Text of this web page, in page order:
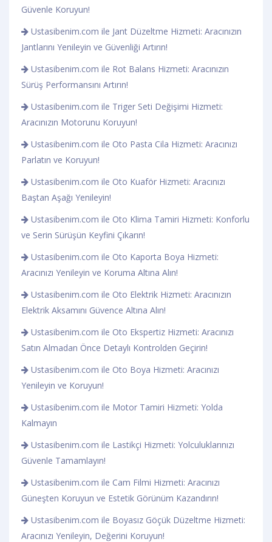
Güvenle Koruyun!
Ustasibenim.com ile Jant Düzeltme Hizmeti: Aracınızın
Jantlarını Yenileyin ve Güvenliği Artırın!
Ustasibenim.com ile Rot Balans Hizmeti: Aracınızın
Sürüş Performansını Artırın!
Ustasibenim.com ile Triger Seti Değişimi Hizmeti:
Aracınızın Motorunu Koruyun!
Ustasibenim.com ile Oto Pasta Cila Hizmeti: Aracınızı
Parlatın ve Koruyun!
Ustasibenim.com ile Oto Kuaför Hizmeti: Aracınızı
Baştan Aşağı Yenileyin!
Ustasibenim.com ile Oto Klima Tamiri Hizmeti: Konforlu
ve Serin Sürüşün Keyfini Çıkarın!
Ustasibenim.com ile Oto Kaporta Boya Hizmeti:
Aracınızı Yenileyin ve Koruma Altına Alın!
Ustasibenim.com ile Oto Elektrik Hizmeti: Aracınızın
Elektrik Aksamını Güvence Altına Alın!
Ustasibenim.com ile Oto Ekspertiz Hizmeti: Aracınızı
Satın Almadan Önce Detaylı Kontrolden Geçirin!
Ustasibenim.com ile Oto Boya Hizmeti: Aracınızı
Yenileyin ve Koruyun!
Ustasibenim.com ile Motor Tamiri Hizmeti: Yolda
Kalmayın
Ustasibenim.com ile Lastikçi Hizmeti: Yolculuklarınızı
Güvenle Tamamlayın!
Ustasibenim.com ile Cam Filmi Hizmeti: Aracınızı
Güneşten Koruyun ve Estetik Görünüm Kazandırın!
Ustasibenim.com ile Boyasız Göçük Düzeltme Hizmeti:
Aracınızı Yenileyin, Değerini Koruyun!